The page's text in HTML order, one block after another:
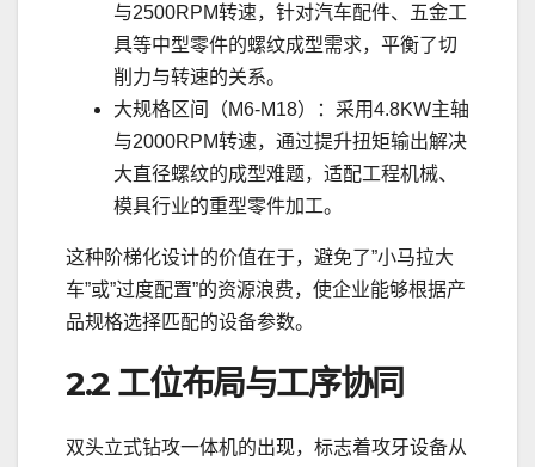
与2500RPM转速，针对汽车配件、五金工
具等中型零件的螺纹成型需求，平衡了切
削力与转速的关系。
大规格区间（M6-M18）：采用4.8KW主轴
与2000RPM转速，通过提升扭矩输出解决
大直径螺纹的成型难题，适配工程机械、
模具行业的重型零件加工。
这种阶梯化设计的价值在于，避免了”小马拉大
车”或”过度配置”的资源浪费，使企业能够根据产
品规格选择匹配的设备参数。
2.2 工位布局与工序协同
双头立式钻攻一体机的出现，标志着攻牙设备从